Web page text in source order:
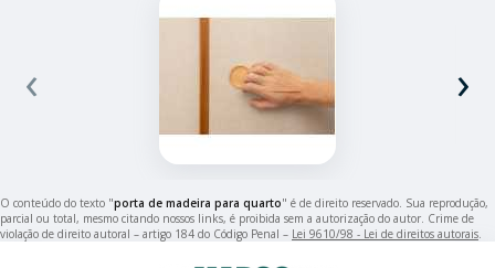
‹ ›
O conteúdo do texto "porta de madeira para quarto" é de direito reservado. Sua reprodução,
parcial ou total, mesmo citando nossos links, é proibida sem a autorização do autor. Crime de
violação de direito autoral – artigo 184 do Código Penal – Lei 9610/98 - Lei de direitos autorais